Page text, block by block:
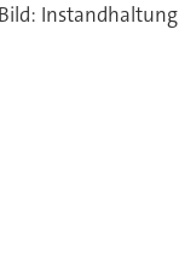
Instandhaltung